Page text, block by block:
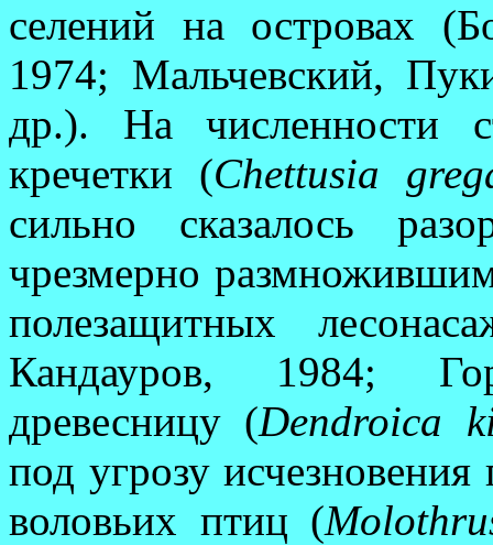
селений на остро­вах
1974; Маль­чевский,
др.). На численности
кречетки (Chettusia
сильно сказалось
чрезмерно
полезащитных
Кандауров, 1984;
древесницу (Dendro­ica
под угрозу исчезновения
воловьих птиц (